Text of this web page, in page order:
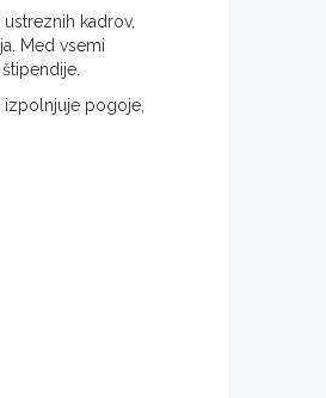
kadrov,
Med vsemi
izpolnjuje pogoje,